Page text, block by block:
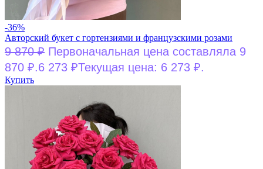
-36%
Авторский букет с гортензиями и французскими розами
9 870₽ Первоначальная цена составляла 9
870 ₽.6 273 ₽Текущая цена: 6 273 ₽.
Купить